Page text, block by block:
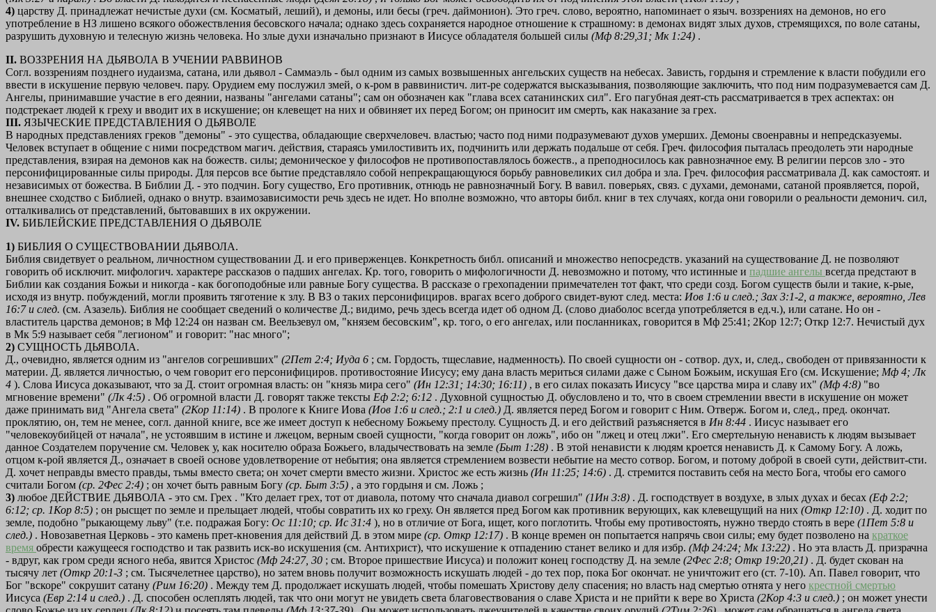
4) царству Д. принадлежат нечистые духи (см. Косматый, леший), и демоны, или бесы (греч. даймонион). Это греч. слово, вероятно, напоминает о языч. воззрениях на демонов, но его
употребление в НЗ лишено всякого обожествления бесовского начала; однако здесь сохраняется народное отношение к страшному: в демонах видят злых духов, стремящихся, по воле сатаны,
разрушить духовную и телесную жизнь человека. Но злые духи изначально признают в Иисусе обладателя большей силы (Мф 8:29,31; Мк 1:24) .
II. ВОЗЗРЕНИЯ НА ДЬЯВОЛА В УЧЕНИИ РАВВИНОВ
Согл. воззрениям позднего иудаизма, сатана, или дьявол - Саммаэль - был одним из самых возвышенных ангельских существ на небесах. Зависть, гордыня и стремление к власти побудили его
ввести в искушение первую человеч. пару. Орудием ему послужил змей, о к-ром в раввинистич. лит-ре содержатся высказывания, позволяющие заключить, что под ним подразумевается сам Д.
Ангелы, принимавшие участие в его деянии, названы "ангелами сатаны"; сам он обозначен как "глава всех сатанинских сил". Его пагубная деят-сть рассматривается в трех аспектах: он
подстрекает людей к греху и вводит их в искушение; он клевещет на них и обвиняет их перед Богом; он приносит им смерть, как наказание за грех.
III. ЯЗЫЧЕСКИЕ ПРЕДСТАВЛЕНИЯ О ДЬЯВОЛЕ
В народных представлениях греков "демоны" - это существа, обладающие сверхчеловеч. властью; часто под ними подразумевают духов умерших. Демоны своенравны и непредсказуемы.
Человек вступает в общение с ними посредством магич. действия, стараясь умилостивить их, подчинить или держать подальше от себя. Греч. философия пыталась преодолеть эти народные
представления, взирая на демонов как на божеств. силы; демоническое у философов не противопоставлялось божеств., а преподносилось как равнозначное ему. В религии персов зло - это
персонифицированные силы природы. Для персов все бытие представляло собой непрекращающуюся борьбу равновеликих сил добра и зла. Греч. философия рассматривала Д. как самостоят. и
независимых от божества. В Библии Д. - это подчин. Богу существо, Его противник, отнюдь не равнозначный Богу. В вавил. поверьях, связ. с духами, демонами, сатаной проявляется, порой,
внешнее сходство с Библией, однако о внутр. взаимозависимости речь здесь не идет. Но вполне возможно, что авторы библ. книг в тех случаях, когда они говорили о реальности демонич. сил,
отталкивались от представлений, бытовавших в их окружении.
IV. БИБЛЕЙСКИЕ ПРЕДСТАВЛЕНИЯ О ДЬЯВОЛЕ
1) БИБЛИЯ О СУЩЕСТВОВАНИИ ДЬЯВОЛА.
Библия свидетвует о реальном, личностном существовании Д. и его приверженцев. Конкретность библ. описаний и множество непосредств. указаний на существование Д. не позволяют
говорить об исключит. мифологич. характере рассказов о падших ангелах. Кр. того, говорить о мифологичности Д. невозможно и потому, что истинные и падшие ангелы всегда предстают в
Библии как создания Божьи и никогда - как богоподобные или равные Богу существа. В рассказе о грехопадении примечателен тот факт, что среди созд. Богом существ были и такие, к-рые,
исходя из внутр. побуждений, могли проявить тяготение к злу. В ВЗ о таких персонифициров. врагах всего доброго свидет-вуют след. места: Иов 1:6 и след.; Зах 3:1-2, а также, вероятно, Лев
16:7 и след. (см. Азазель). Библия не сообщает сведений о количестве Д.; видимо, речь здесь всегда идет об одном Д. (слово диаболос всегда употребляется в ед.ч.), или сатане. Но он -
властитель царства демонов; в Мф 12:24 он назван см. Веельзевул ом, "князем бесовским", кр. того, о его ангелах, или посланниках, говорится в Мф 25:41; 2Кор 12:7; Откр 12:7. Нечистый дух
в Мк 5:9 называет себя "легионом" и говорит: "нас много";
2) СУЩНОСТЬ ДЬЯВОЛА.
Д., очевидно, является одним из "ангелов согрешивших" (2Пет 2:4; Иуда 6 ; см. Гордость, тщеславие, надменность). По своей сущности он - сотвор. дух, и, след., свободен от привязанности к
материи. Д. является личностью, о чем говорит его персонифициров. противостояние Иисусу; ему дана власть мериться силами даже с Сыном Божьим, искушая Его (см. Искушение; Мф 4; Лк
4 ). Слова Иисуса доказывают, что за Д. стоит огромная власть: он "князь мира сего" (Ин 12:31; 14:30; 16:11) , в его силах показать Иисусу "все царства мира и славу их" (Мф 4:8) "во
мгновение времени" (Лк 4:5) . Об огромной власти Д. говорят также тексты Еф 2:2; 6:12 . Духовной сущностью Д. обусловлено и то, что в своем стремлении ввести в искушение он может
даже принимать вид "Ангела света" (2Кор 11:14) . В прологе к Книге Иова (Иов 1:6 и след.; 2:1 и след.) Д. является перед Богом и говорит с Ним. Отверж. Богом и, след., пред. окончат.
проклятию, он, тем не менее, согл. данной книге, все же имеет доступ к небесному Божьему престолу. Сущность Д. и его действий разъясняется в Ин 8:44 . Иисус называет его
"человекоубийцей от начала", не устоявшим в истине и лжецом, верным своей сущности, "когда говорит он ложь", ибо он "лжец и отец лжи". Его смертельную ненависть к людям вызывает
данное Создателем поручение см. Человек у, как носителю образа Божьего, владычествовать на земле (Быт 1:28) . В этой ненависти к людям кроется ненависть Д. к Самому Богу. А ложь,
отцом к-рой является Д., означает в своей основе удовлетворение от небытия; она является стремлением возвести небытие на место сотвор. Богом, и потому доброй в своей сути, действит-сти.
Д. хочет неправды вместо правды, тьмы вместо света; он хочет смерти вместо жизни. Христос же есть жизнь (Ин 11:25; 14:6) . Д. стремится поставить себя на место Бога, чтобы его самого
считали Богом (ср. 2Фес 2:4) ; он хочет быть равным Богу (ср. Быт 3:5) , а это гордыня и см. Ложь ;
3) любое ДЕЙСТВИЕ ДЬЯВОЛА - это см. Грех . "Кто делает грех, тот от диавола, потому что сначала диавол согрешил" (1Ин 3:8) . Д. господствует в воздухе, в злых духах и бесах (Еф 2:2;
6:12; ср. 1Кор 8:5) ; он рысщет по земле и прельщает людей, чтобы совратить их ко греху. Он является пред Богом как противник верующих, как клевещущий на них (Откр 12:10) . Д. ходит по
земле, подобно "рыкающему льву" (т.е. подражая Богу: Ос 11:10; ср. Ис 31:4 ), но в отличие от Бога, ищет, кого поглотить. Чтобы ему противостоять, нужно твердо стоять в вере (1Пет 5:8 и
след.) . Новозаветная Церковь - это камень прет-кновения для действий Д. в этом мире (ср. Откр 12:17) . В конце времен он попытается напрячь свои силы; ему будет позволено на краткое
время обрести кажущееся господство и так развить иск-во искушения (см. Антихрист), что искушение к отпадению станет велико и для избр. (Мф 24:24; Мк 13:22) . Но эта власть Д. призрачна
- вдруг, как гром среди ясного неба, явится Христос (Мф 24:27, 30 ; см. Второе пришествие Иисуса) и положит конец господству Д. на земле (2Фес 2:8; Откр 19:20,21) . Д. будет скован на
тысячу лет (Откр 20:1-3 ; см. Тысячелетнее царство), но затем вновь получит возможность искушать людей - до тех пор, пока Бог окончат. не уничтожит его (ст. 7-10). Ап. Павел говорит, что
Бог "вскоре" сокрушит сатану (Рим 16:20) . Между тем Д. продолжает искушать людей, чтобы помешать Христову делу спасения; но власть над смертью отнята у него крестной смертью
Иисуса (Евр 2:14 и след.) . Д. способен ослеплять людей, так что они могут не увидеть света благовествования о славе Христа и не прийти к вере во Христа (2Кор 4:3 и след.) ; он может унести